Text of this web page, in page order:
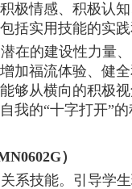
极情感、积极认
括实用技能的实践
在的建设性力量
加福流体验、健
够从横向的积极
我的“十字打开”的
）
系技能。引导学